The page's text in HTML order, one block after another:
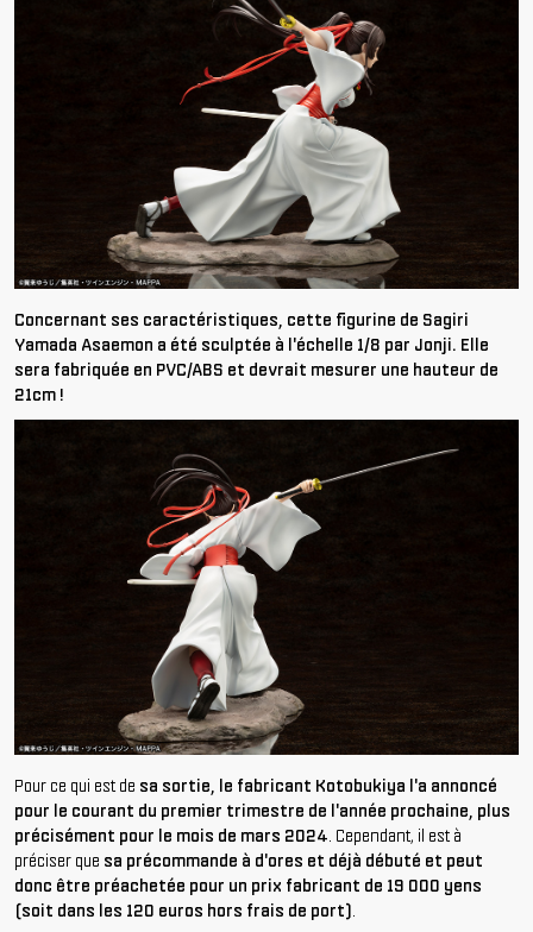
Concernant ses caractéristiques, cette figurine de Sagiri
Yamada Asaemon a été sculptée à l'échelle 1/8 par Jonji. Elle
sera fabriquée en PVC/ABS et devrait mesurer une hauteur de
21cm !
Pour ce qui est de sa sortie, le fabricant Kotobukiya l'a annoncé
pour le courant du premier trimestre de l'année prochaine, plus
précisément pour le mois de mars 2024. Cependant, il est à
préciser que sa précommande à d'ores et déjà débuté et peut
donc être préachetée pour un prix fabricant de 19 000 yens
(soit dans les 120 euros hors frais de port).